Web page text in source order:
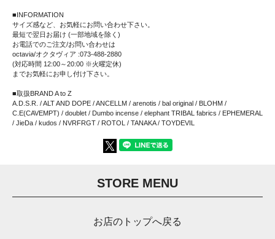
■INFORMATION
サイズ感など、お気軽にお問い合わせ下さい。
最短で翌日お届け (一部地域を除く)
お電話でのご注文/お問い合わせは
octavia/オクタヴィア :073-488-2880
(対応時間 12:00～20:00 ※火曜定休)
までお気軽にお申し付け下さい。
■取扱BRAND A to Z
A.D.S.R. / ALT AND DOPE / ANCELLM / arenotis / bal original / BLOHM /
C.E(CAVEMPT) / doublet / Dumbo incense / elephant TRIBAL fabrics / EPHEMERAL
/ JieDa / kudos / NVRFRGT / ROTOL / TANAKA / TOYDEVIL
STORE MENU
お店のトップへ戻る